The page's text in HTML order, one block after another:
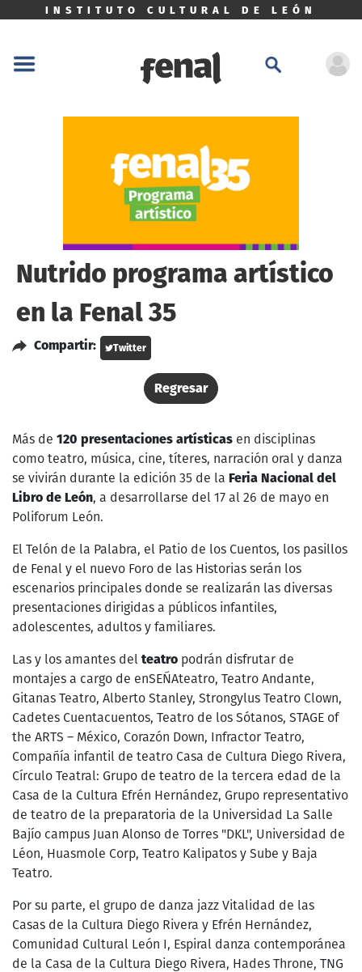
INSTITUTO CULTURAL DE LEÓN
Nutrido programa artístico
en la Fenal 35
Compartir: Twitter
Regresar
Más de 120 presentaciones artísticas en disciplinas
como teatro, música, cine, títeres, narración oral y danza
se vivirán durante la edición 35 de la Feria Nacional del
Libro de León, a desarrollarse del 17 al 26 de mayo en
Poliforum León.
El Telón de la Palabra, el Patio de los Cuentos, los pasillos
de Fenal y el nuevo Foro de las Historias serán los
escenarios principales donde se realizarán las diversas
presentaciones dirigidas a públicos infantiles,
adolescentes, adultos y familiares.
Las y los amantes del teatro podrán disfrutar de
montajes a cargo de enSEÑAteatro, Teatro Andante,
Gitanas Teatro, Alberto Stanley, Strongylus Teatro Clown,
Cadetes Cuentacuentos, Teatro de los Sótanos, STAGE of
the ARTS – México, Corazón Down, Infractor Teatro,
Compañía infantil de teatro Casa de Cultura Diego Rivera,
Círculo Teatral: Grupo de teatro de la tercera edad de la
Casa de la Cultura Efrén Hernández, Grupo representativo
de teatro de la preparatoria de la Universidad La Salle
Bajío campus Juan Alonso de Torres "DKL", Universidad de
Léon, Huasmole Corp, Teatro Kalipatos y Sube y Baja
Teatro.
Por su parte, el grupo de danza jazz Vitalidad de las
Casas de la Cultura Diego Rivera y Efrén Hernández,
Comunidad Cultural León I, Espiral danza contemporánea
de la Casa de la Cultura Diego Rivera, Hades Throne, TNG